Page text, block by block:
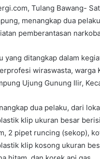
Tulang Bawang-
menangkap dua
pemberantasan
yang ditangkap dalam
wiraswasta, warga
Ujung Gunung Ilir,
dua pelaku, dari
klip ukuran besar
2 pipet runcing (sekop),
klip kosong ukuran